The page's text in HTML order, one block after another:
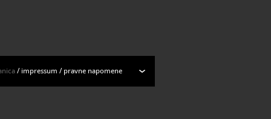
/ impressum / pravne napomene